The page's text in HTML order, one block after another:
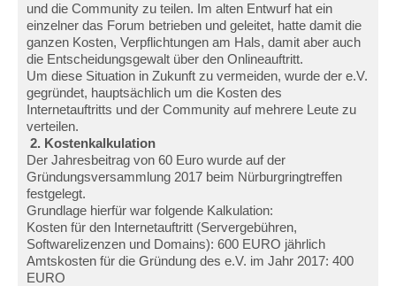
und die Community zu teilen. Im alten Entwurf hat ein
einzelner das Forum betrieben und geleitet, hatte damit die
ganzen Kosten, Verpflichtungen am Hals, damit aber auch
die Entscheidungsgewalt über den Onlineauftritt.
Um diese Situation in Zukunft zu vermeiden, wurde der e.V.
gegründet, hauptsächlich um die Kosten des
Internetauftritts und der Community auf mehrere Leute zu
verteilen.
2. Kostenkalkulation
Der Jahresbeitrag von 60 Euro wurde auf der
Gründungsversammlung 2017 beim Nürburgringtreffen
festgelegt.
Grundlage hierfür war folgende Kalkulation:
Kosten für den Internetauftritt (Servergebühren,
Softwarelizenzen und Domains): 600 EURO jährlich
Amtskosten für die Gründung des e.V. im Jahr 2017: 400
EURO